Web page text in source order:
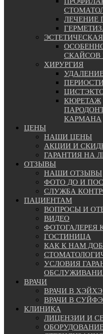
ЛЕЧЕНИЕ
СКАЙСОВ
ХИРУРГИЯ
КЮРЕТАЖ
КАРМАНА
ЦЕНЫ
НАШИ ЦЕНЫ
АКЦИИ И
ГАРАНТИЯ НА
ОТЗЫВЫ
НАШИ ОТЗЫВЫ
ФОТО ДО И
СЛУЖБА
ПАЦИЕНТАМ
ВОПРОСЫ И
ВИДЕО
ФОТОГАЛЕРЕЯ
ГОСТИНИЦА
КАК К НАМ
УСЛОВИЯ
ВРАЧИ
ВРАЧИ В ХЭЙХЭ
ВРАЧИ В
КЛИНИКА
ЛИЦЕНЗИИ И